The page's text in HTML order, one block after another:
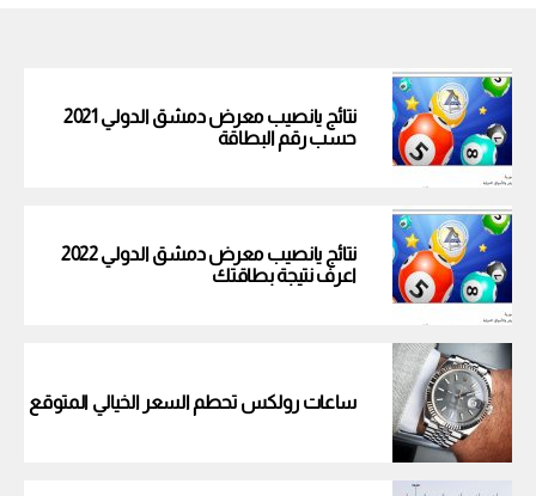
نتائج يانصيب معرض دمشق الدولي 2021
حسب رقم البطاقة
نتائج يانصيب معرض دمشق الدولي 2022
اعرف نتيجة بطاقتك
ساعات رولكس تحطم السعر الخيالي المتوقع